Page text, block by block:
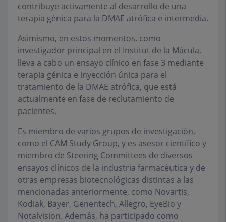
contribuye activamente al desarrollo de una
terapia génica para la DMAE atrófica e intermedia.
Asimismo, en estos momentos, como
investigador principal en el Institut de la Màcula,
lleva a cabo un ensayo clínico en fase 3 mediante
terapia génica e inyección única para el
tratamiento de la DMAE atrófica, que está
actualmente en fase de reclutamiento de
pacientes.
Es miembro de varios grupos de investigación,
como el CAM Study Group, y es asesor científico y
miembro de Steering Committees de diversos
ensayos clínicos de la industria farmacéutica y de
otras empresas biotecnológicas distintas a las
mencionadas anteriormente, como Novartis,
Kodiak, Bayer, Genentech, Allegro, EyeBio y
Notalvision. Además, ha participado como